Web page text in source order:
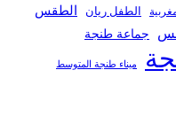
الطفل ريان الطقس
جماعة طنجة
ميناء طنجة المتوسط